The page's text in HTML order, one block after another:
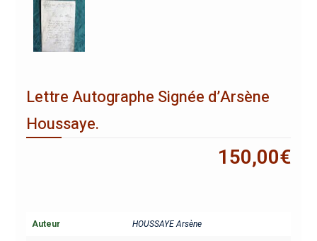
Lettre Autographe Signée d’Arsène
Houssaye.
150,00€
Auteur HOUSSAYE Arsène